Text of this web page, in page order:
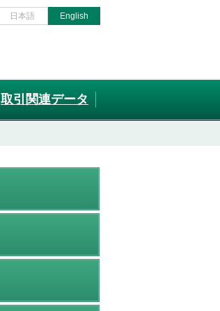
日本語 English
取引関連データ